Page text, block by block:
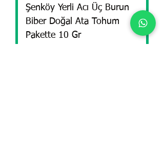
Şenköy Yerli Acı Üç Burun
Biber Doğal Ata Tohum
Pakette 10 Gr